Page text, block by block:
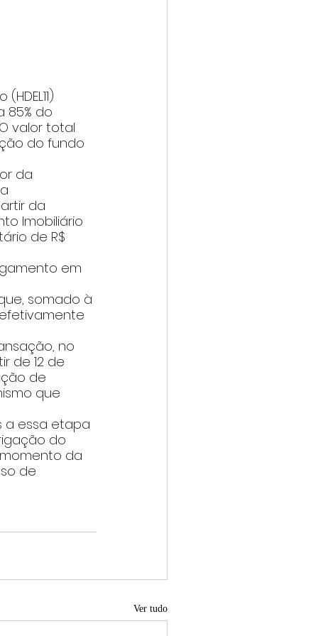
do
valor total
do fundo
da
da
Imobiliário
de R$
em
somado à
no
de 12 de
de
que
a essa etapa
do
da
de
Ver tudo